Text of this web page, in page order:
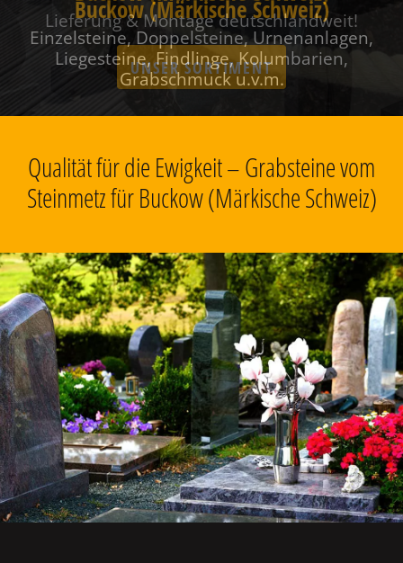
Buckow (Märkische Schweiz)
Einzelsteine, Doppelsteine, Urnenanlagen,
Liegesteine, Findlinge, Kolumbarien,
Grabschmuck u.v.m.
Qualität für die Ewigkeit – Grabsteine vom
Steinmetz für Buckow (Märkische Schweiz)